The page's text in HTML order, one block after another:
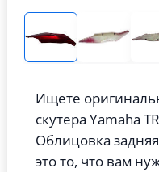
Ищете
скутера Yamaha
Облицовка
это то, что вам